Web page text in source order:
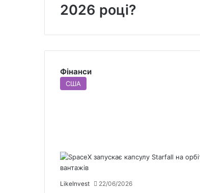
2026 році?
Фінанси
США
LikeInvest 22/06/2026